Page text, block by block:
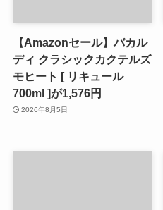
【Amazonセール】バカル
ディ クラシックカクテルズ
モヒート [ リキュール
700ml ]が1,576円
2026年8月5日